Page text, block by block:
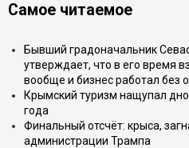
Самое читаемое
Бывший градоначальник
утверждает, что в его время
вообще и бизнес работал без
Крымский туризм нащупал
года
Финальный отсчёт: крыса,
администрации Трампа